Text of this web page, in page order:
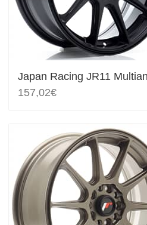
Japan Racing JR11
157,02€